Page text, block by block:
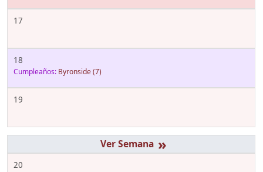
17
18
Cumpleaños: Byronside(7)
19
»
20